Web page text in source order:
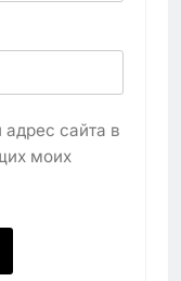
сайта в
моих